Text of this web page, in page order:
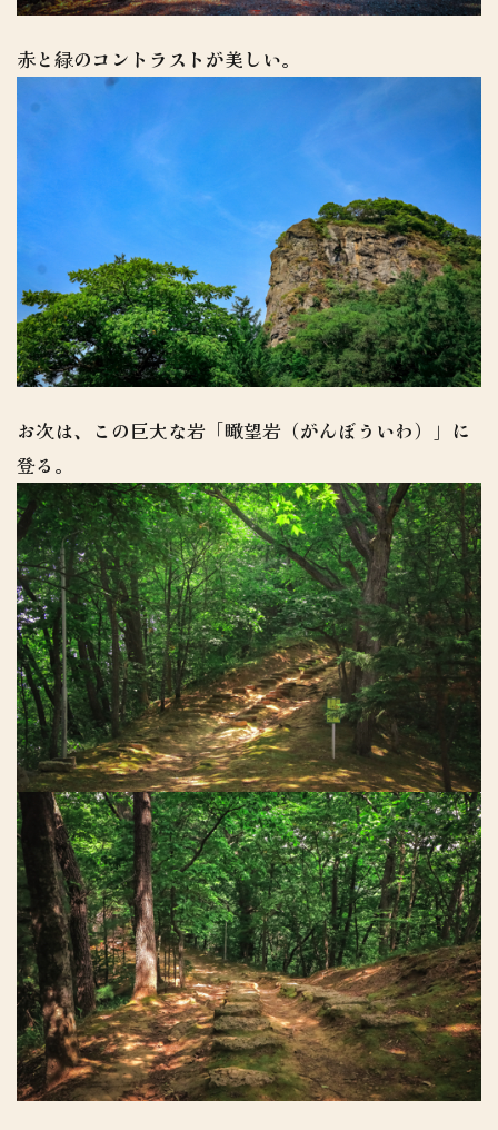
赤と緑のコントラストが美しい。
お次は、この巨大な岩「瞰望岩（がんぼういわ）」に
登る。